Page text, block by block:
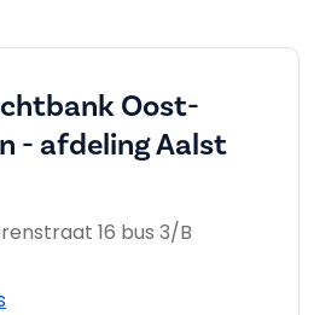
Oost-
- afdeling Aalst
16 bus 3/B